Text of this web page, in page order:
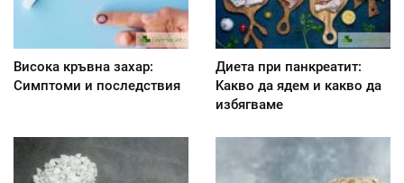
Висока кръвна захар:
Симптоми и последствия
Диета при панкреатит:
Kакво да ядем и какво да
избягваме